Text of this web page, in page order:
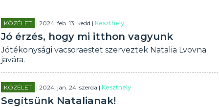
KÖZÉLET | 2024. feb. 13. kedd |Keszthely
Jó érzés, hogy mi itthon vagyunk
Jótékonysági vacsoraestet szerveztek Natalia Lvovna
javára.
KÖZÉLET | 2024. jan. 24. szerda |Keszthely
Segítsünk Natalianak!